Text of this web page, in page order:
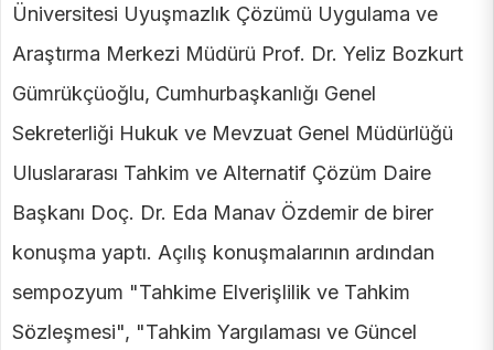
Üniversitesi Uyuşmazlık Çözümü Uygulama ve
Araştırma Merkezi Müdürü Prof. Dr. Yeliz Bozkurt
Gümrükçüoğlu, Cumhurbaşkanlığı Genel
Sekreterliği Hukuk ve Mevzuat Genel Müdürlüğü
Uluslararası Tahkim ve Alternatif Çözüm Daire
Başkanı Doç. Dr. Eda Manav Özdemir de birer
konuşma yaptı. Açılış konuşmalarının ardından
sempozyum "Tahkime Elverişlilik ve Tahkim
Sözleşmesi", "Tahkim Yargılaması ve Güncel